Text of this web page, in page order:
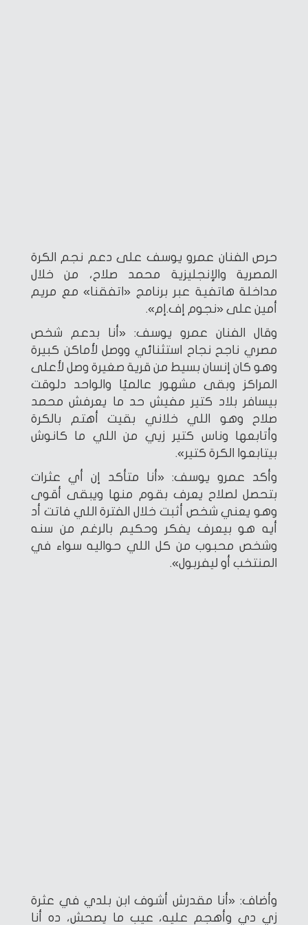
حرص الفنان عمرو يوسف على دعم نجم الكرة
المصرية والإنجليزية محمد صلاح، من خلال
مداخلة هاتفية عبر برنامج «اتفقنا» مع مريم
أمين على «نجوم إف.إم».
وقال الفنان عمرو يوسف: «أنا بدعم شخص
مصري ناجح نجاح استثنائي ووصل لأماكن كبيرة
وهو كان إنسان بسيط من قرية صغيرة وصل لأعلى
المراكز وبقى مشهور عالميًا والواحد دلوقت
بيسافر بلاد كتير مفيش حد ما يعرفش محمد
صلاح وهو اللي خلاني بقيت أهتم بالكرة
وأتابعها وناس كتير زيي من اللي ما كانوش
بيتابعوا الكرة كتير».
وأكد عمرو يوسف: «أنا متأكد إن أي عثرات
بتحصل لصلاح يعرف بقوم منها ويبقى أقوى
وهو يعني شخص أثبت خلال الفترة اللي فاتت أد
أيه هو بيعرف يفكر وحكيم بالرغم من سنه
وشخص محبوب من كل اللي حواليه سواء في
المنتخب أو ليفربول».
وأضاف: «أنا مقدرش أشوف ابن بلدي في عثرة
زي دي وأهجم عليه، عيب ما يصحش، ده أنا